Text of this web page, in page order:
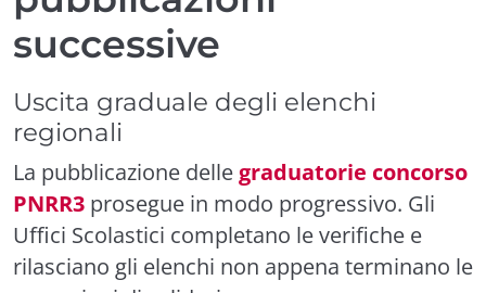
successive
Uscita graduale degli elenchi
regionali
La pubblicazione delle graduatorie concorso
PNRR3 prosegue in modo progressivo. Gli
Uffici Scolastici completano le verifiche e
rilasciano gli elenchi non appena terminano le